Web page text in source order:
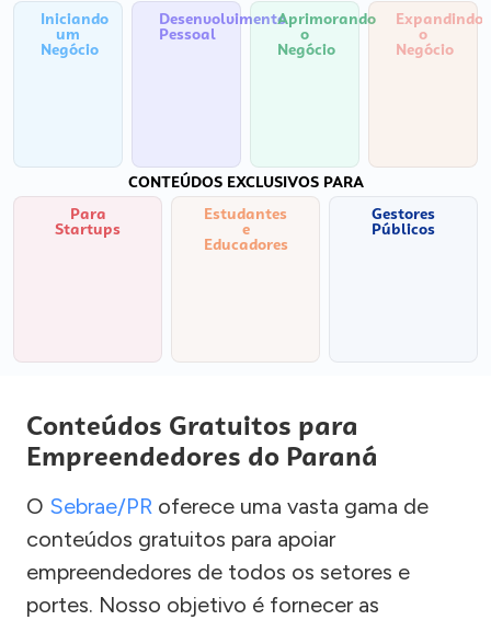
Iniciando
um
Negócio
Desenvolvimento
Pessoal
Aprimorando
o
Negócio
Expandindo
o
Negócio
CONTEÚDOS EXCLUSIVOS PARA
Para
Startups
Estudantes
e
Educadores
Gestores
Públicos
Conteúdos Gratuitos para
Empreendedores do Paraná
O Sebrae/PR oferece uma vasta gama de
conteúdos gratuitos para apoiar
empreendedores de todos os setores e
portes. Nosso objetivo é fornecer as